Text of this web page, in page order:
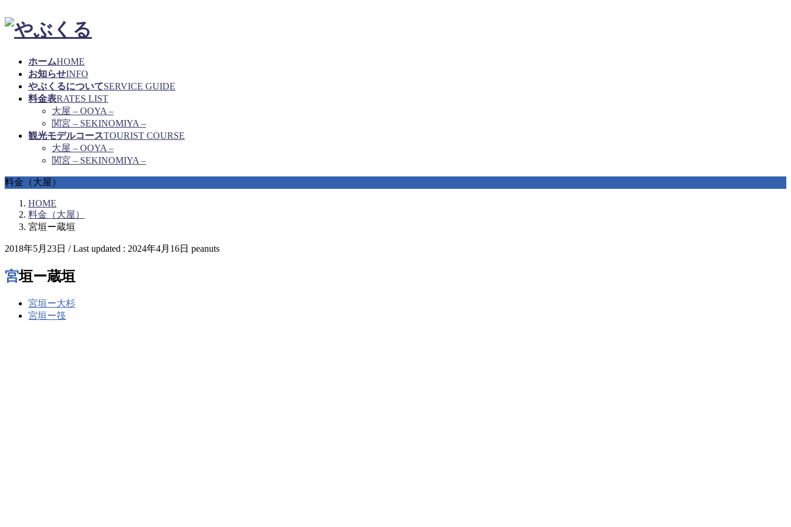
ホームHOME
お知らせINFO
やぶくるについてSERVICE GUIDE
料金表RATES LIST
大屋 – OOYA –
関宮 – SEKINOMIYA –
観光モデルコースTOURIST COURSE
大屋 – OOYA –
関宮 – SEKINOMIYA –
料金（大屋）
HOME
料金（大屋）
宮垣ー蔵垣
2018年5月23日 / Last updated : 2024年4月16日 peanuts
宮垣ー蔵垣
宮垣ー大杉
宮垣ー筏